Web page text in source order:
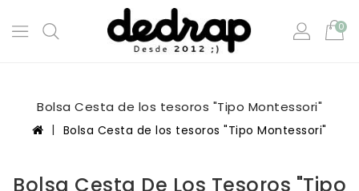
0
Bolsa Cesta de los tesoros "Tipo Montessori"
Bolsa Cesta de los tesoros "Tipo Montessori"
Bolsa Cesta De Los Tesoros "Tipo